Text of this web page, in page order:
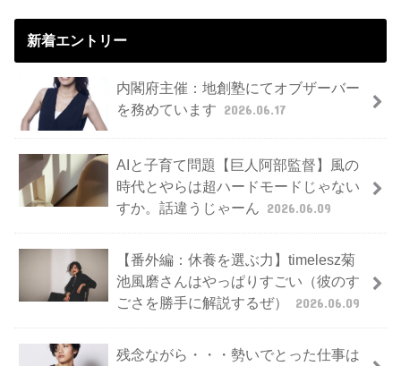
新着エントリー
内閣府主催：地創塾にてオブザーバー
を務めています 2026.06.17
AIと子育て問題【巨人阿部監督】風の
時代とやらは超ハードモードじゃない
すか。話違うじゃーん 2026.06.09
【番外編：休養を選ぶ力】timelesz菊
池風磨さんはやっぱりすごい（彼のす
ごさを勝手に解説するぜ）
2026.06.09
残念ながら・・・勢いでとった仕事は